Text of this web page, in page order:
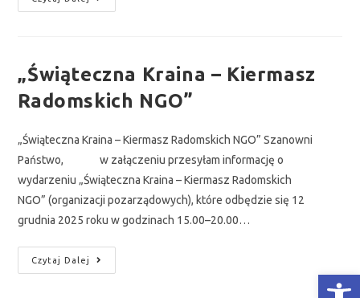
Otwórz Pasek narzędzi
„Świąteczna Kraina – Kiermasz
Radomskich NGO”
„Świąteczna Kraina – Kiermasz Radomskich NGO” Szanowni
Państwo, w załączeniu przesyłam informację o
wydarzeniu „Świąteczna Kraina – Kiermasz Radomskich
NGO” (organizacji pozarządowych), które odbędzie się 12
grudnia 2025 roku w godzinach 15.00–20.00…
Czytaj Dalej